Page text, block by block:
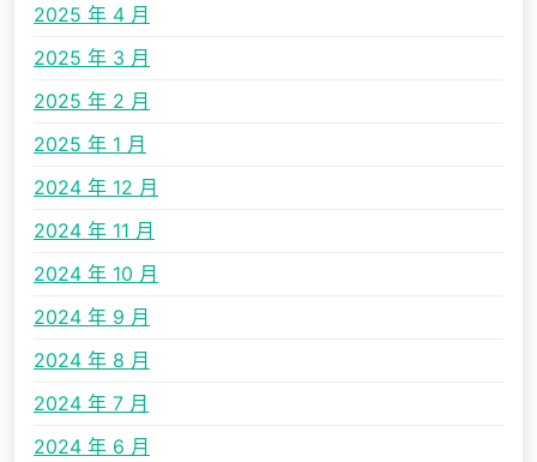
2025 年 4 月
2025 年 3 月
2025 年 2 月
2025 年 1 月
2024 年 12 月
2024 年 11 月
2024 年 10 月
2024 年 9 月
2024 年 8 月
2024 年 7 月
2024 年 6 月